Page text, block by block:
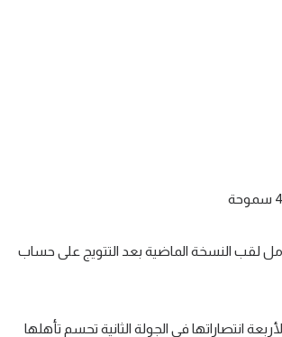
لقب النسخة الماضية بعد التتويج على حساب
انتصاراتها في الجولة الثانية تحسم تأهلها